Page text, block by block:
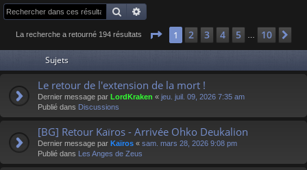
s
e
Rechercher
La recherche a retourné 194 résultats Page 1sur 10
1 2 3 4 5 10
Sujets
Le retour de l'extension de la mort !
Dernier message par LordKraken « jeu. juil. 09, 2026 7:35 am
Publié dans Discussions
[BG] Retour Kaïros - Arrivée Ohko Deukalion
Dernier message par Kaïros « sam. mars 28, 2026 9:08 pm
Publié dans Les Anges de Zeus